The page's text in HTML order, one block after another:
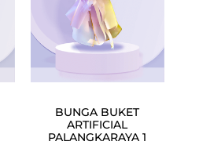
BUNGA BUKET
ARTIFICIAL
PALANGKARAYA 1